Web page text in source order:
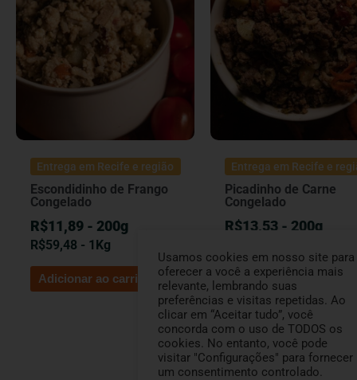
Entrega em Recife e região
Escondidinho de Frango
Congelado
R$11,89 - 200g
R$59,48 - 1Kg
Adicionar ao carrinho
Entrega em Recife e
Picadinho de Carne
Congelado
R$13,53 - 200g
Adicionar ao carrinho
Usamos cookies em nosso site para
oferecer a você a experiência mais
relevante, lembrando suas
preferências e visitas repetidas. Ao
clicar em “Aceitar tudo”, você
concorda com o uso de TODOS os
cookies. No entanto, você pode
visitar "Configurações" para fornecer
um consentimento controlado.